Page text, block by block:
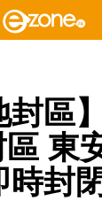
封區
東
時封